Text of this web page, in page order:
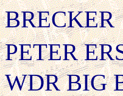
PETER
WDR BIG